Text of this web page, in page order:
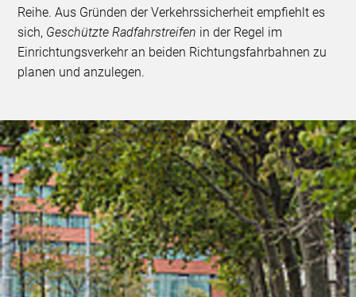
Reihe. Aus Gründen der Verkehrssicherheit empfiehlt es
sich, Geschützte Radfahrstreifen in der Regel im
Einrichtungsverkehr an beiden Richtungsfahrbahnen zu
planen und anzulegen.